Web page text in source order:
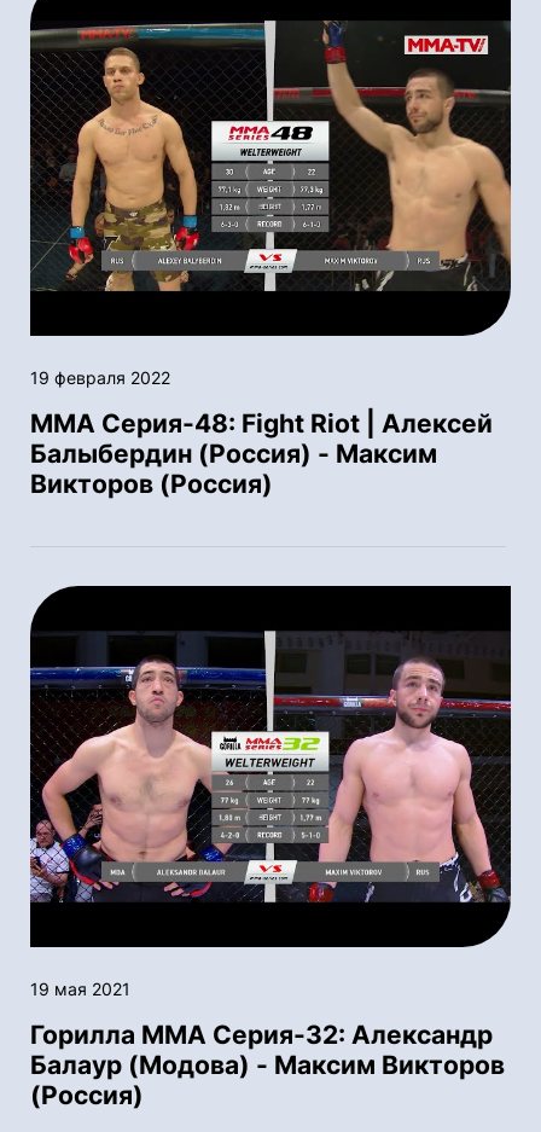
19 февраля 2022
ММА Серия-48: Fight Riot | Алексей
Балыбердин (Россия) - Максим
Викторов (Россия)
19 мая 2021
Горилла ММА Серия-32: Александр
Балаур (Модова) - Максим Викторов
(Россия)